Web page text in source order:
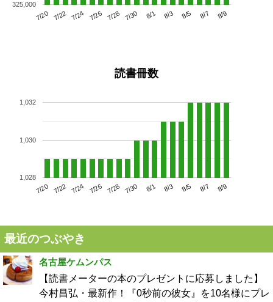
7/20 7/22 7/24 7/26 7/28 7/30 8/1 8/3 8/5 8/7 8/9
325,000
読書冊数
7/20 7/22 7/24 7/26 7/28 7/30 8/1 8/3 8/5 8/7 8/9
1,028
1,030
1,032
最近のつぶやき
名古屋ケムンパス
【読書メーターの本のプレゼントに応募しました】
今村昌弘・最新作！『0秒前の彼女』を10名様にプレ